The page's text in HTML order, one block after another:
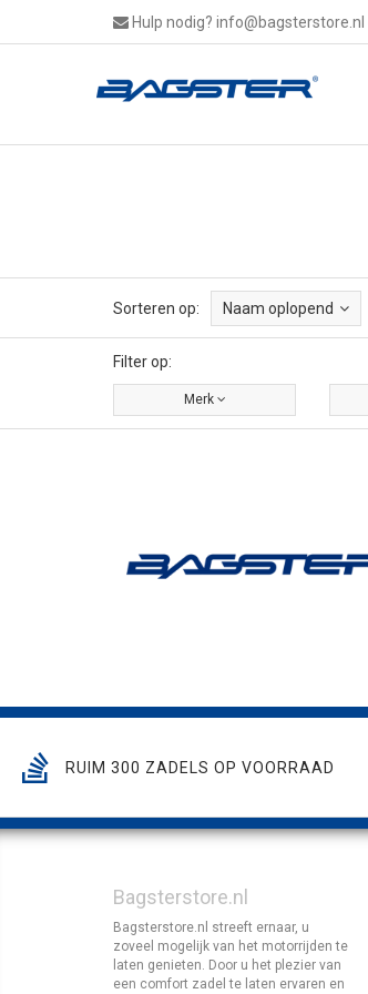
Hulp nodig? info@bagsterstore.nl
Sorteren op: Naam oplopend
Filter op:
Merk
RUIM 300 ZADELS OP VOORRAAD
Bagsterstore.nl
Bagsterstore.nl streeft ernaar, u
zoveel mogelijk van het motorrijden te
laten genieten. Door u het plezier van
een comfort zadel te laten ervaren en